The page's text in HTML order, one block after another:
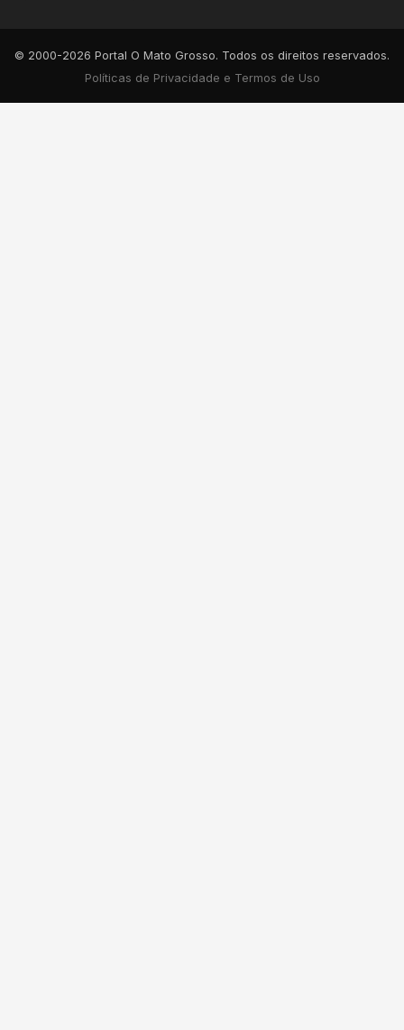
© 2000-2026 Portal O Mato Grosso. Todos os direitos reservados.
Políticas de Privacidade e Termos de Uso